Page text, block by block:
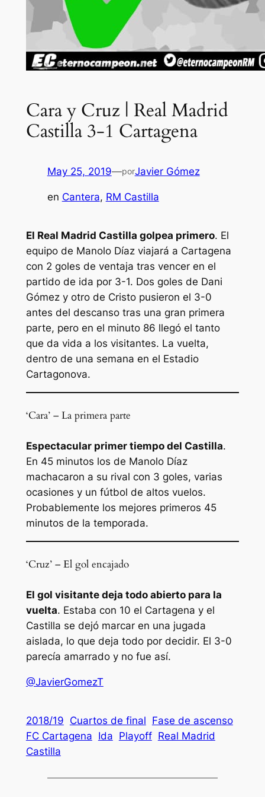
Cara y Cruz | Real Madrid
Castilla 3-1 Cartagena
May 25, 2019—porJavier Gómez
en Cantera, RM Castilla
El Real Madrid Castilla golpea primero. El
equipo de Manolo Díaz viajará a Cartagena
con 2 goles de ventaja tras vencer en el
partido de ida por 3-1. Dos goles de Dani
Gómez y otro de Cristo pusieron el 3-0
antes del descanso tras una gran primera
parte, pero en el minuto 86 llegó el tanto
que da vida a los visitantes. La vuelta,
dentro de una semana en el Estadio
Cartagonova.
‘Cara’ – La primera parte
‪Espectacular primer tiempo del Castilla.
En 45 minutos los de Manolo Díaz
machacaron a su rival con 3 goles, varias
ocasiones y un fútbol de altos vuelos.
Probablemente los mejores primeros 45
minutos de la temporada.
‘Cruz’ – El gol encajado
‪El gol visitante deja todo abierto para la
vuelta. Estaba con 10 el Cartagena y el
Castilla se dejó marcar en una jugada
aislada, lo que deja todo por decidir. El 3-0
parecía amarrado y no fue así.
@JavierGomezT
2018/19 Cuartos de final Fase de ascenso
FC Cartagena Ida Playoff Real Madrid
Castilla